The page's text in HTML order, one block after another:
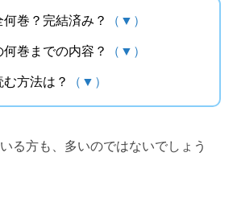
巻？完結済み？ （▼）
巻までの内容？ （▼）
方法は？ （▼）
る方も、多いのではないでしょう